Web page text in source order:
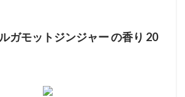
ガモットジンジャー の香り 20